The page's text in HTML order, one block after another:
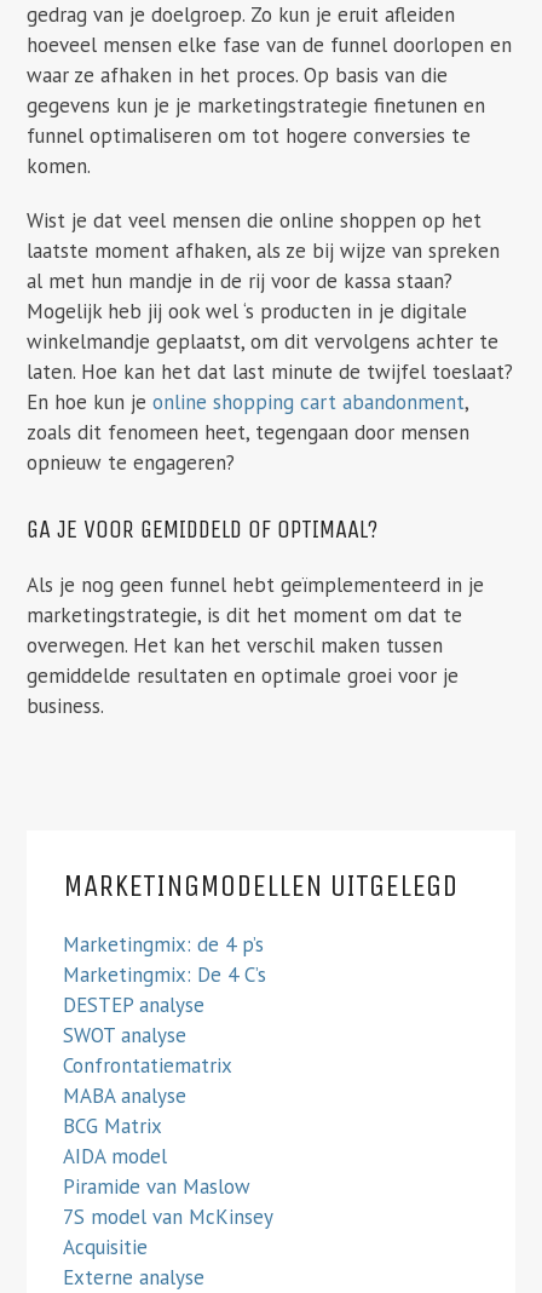
gedrag van je doelgroep. Zo kun je eruit afleiden
hoeveel mensen elke fase van de funnel doorlopen en
waar ze afhaken in het proces. Op basis van die
gegevens kun je je marketingstrategie finetunen en
funnel optimaliseren om tot hogere conversies te
komen.
Wist je dat veel mensen die online shoppen op het
laatste moment afhaken, als ze bij wijze van spreken
al met hun mandje in de rij voor de kassa staan?
Mogelijk heb jij ook wel ‘s producten in je digitale
winkelmandje geplaatst, om dit vervolgens achter te
laten. Hoe kan het dat last minute de twijfel toeslaat?
En hoe kun jeonline shopping cart abandonment,
zoals dit fenomeen heet, tegengaan door mensen
opnieuw te engageren?
GA JE VOOR GEMIDDELD OF OPTIMAAL?
Als je nog geen funnel hebt geïmplementeerd in je
marketingstrategie, is dit het moment om dat te
overwegen. Het kan het verschil maken tussen
gemiddelde resultaten en optimale groei voor je
business.
MARKETINGMODELLEN UITGELEGD
Marketingmix: de 4 p’s
Marketingmix: De 4 C’s
DESTEP analyse
SWOT analyse
Confrontatiematrix
MABA analyse
BCG Matrix
AIDA model
Piramide van Maslow
7S model van McKinsey
Acquisitie
Externe analyse